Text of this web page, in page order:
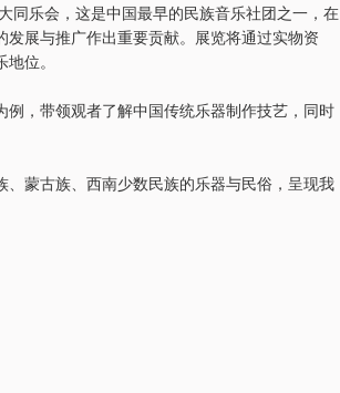
同乐会，这是中国最早的民族音乐社团之一，在
展与推广作出重要贡献。展览将通过实物资
位。
例，带领观者了解中国传统乐器制作技艺，同时
、蒙古族、西南少数民族的乐器与民俗，呈现我